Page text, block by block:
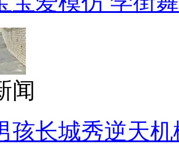
闻
孩长城秀逆天机